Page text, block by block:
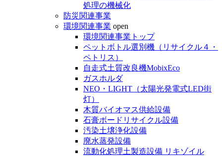
処理の機械化
防災関連事業
環境関連事業 open
環境関連事業トップ
ペットボトル選別機（リサイクル４・
ペトリス）
自走式土質改良機MobixEco
ガスホルダ
NEO・LIGHT（太陽光発電式LED街
灯）
木質バイオマス供給設備
石膏ボードリサイクル設備
汚染土壌浄化設備
廃水蒸発設備
流動化処理土製造設備 リキゾイル